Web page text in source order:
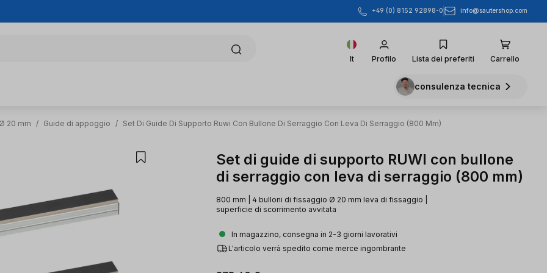
+49 (0) 8152 92898-0 info@sautershop.com
It Profilo Lista dei preferiti Carrello
consulenza tecnica
20 mm / Guide di appoggio / Set Di Guide Di Supporto Ruwi Con Bullone Di Serraggio Con Leva Di Serraggio (800 Mm)
Set di guide di supporto RUWI con bullone
di serraggio con leva di serraggio (800 mm)
800 mm | 4 bulloni di fissaggio Ø 20 mm leva di fissaggio |
superficie di scorrimento avvitata
In magazzino, consegna in 2-3 giorni lavorativi
L'articolo verrà spedito come merce ingombrante